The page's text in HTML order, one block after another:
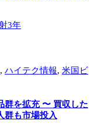
3年
, ハイテク情報, 米国ビ
群を拡充 〜 買収した
群も市場投入